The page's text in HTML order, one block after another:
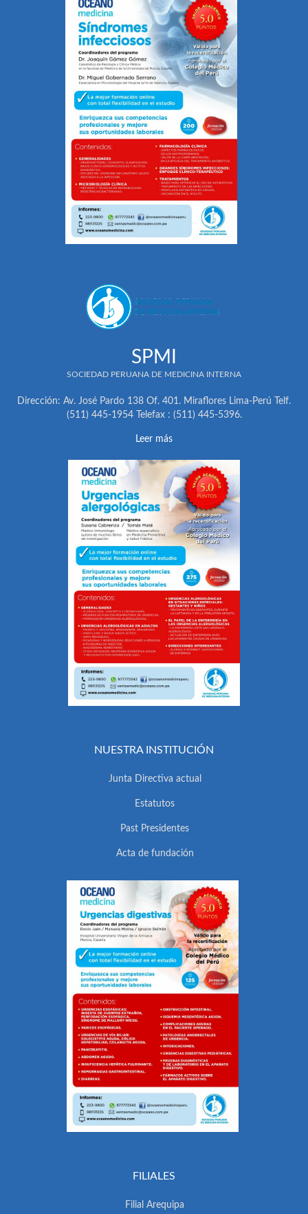
SPMI
SOCIEDAD PERUANA DE MEDICINA INTERNA
Dirección: Av. José Pardo 138 Of. 401. Miraflores Lima-Perú Telf.
(511) 445-1954 Telefax : (511) 445-5396.
Leer más
NUESTRA INSTITUCIÓN
Junta Directiva actual
Estatutos
Past Presidentes
Acta de fundación
FILIALES
Filial Arequipa